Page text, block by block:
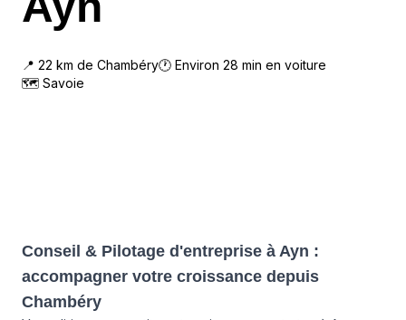
📍 22 km de Chambéry🕐 Environ 28 min en voiture
🗺 Savoie
Conseil & Pilotage d'entreprise à Ayn :
accompagner votre croissance depuis
Chambéry